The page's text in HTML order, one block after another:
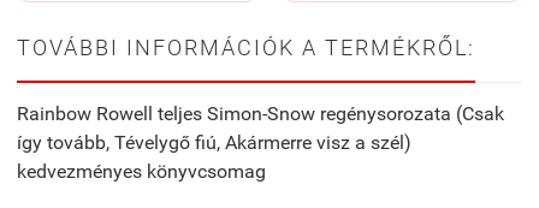
TOVÁBBI INFORMÁCIÓK A TERMÉKRŐL:
Rainbow Rowell teljes Simon-Snow regénysorozata (Csak
így tovább, Tévelygő fiú, Akármerre visz a szél)
kedvezményes könyvcsomag